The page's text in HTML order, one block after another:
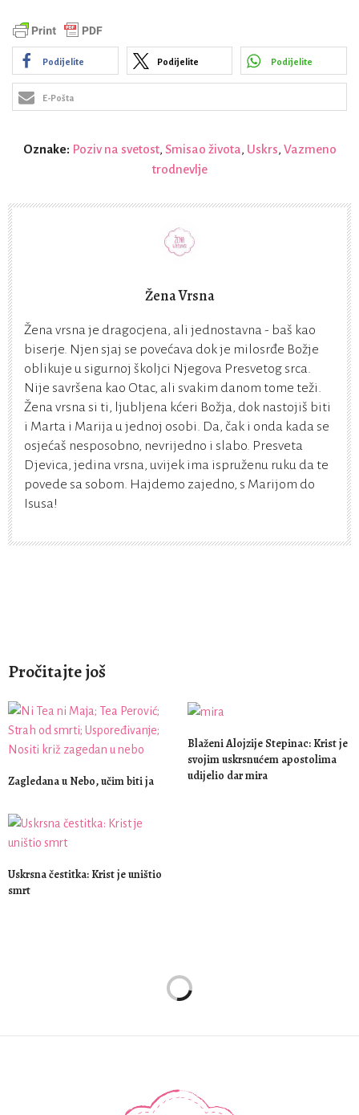
Podijelite Podijelite Podijelite
E-Pošta
Oznake: Poziv na svetost, Smisao života, Uskrs, Vazmeno
trodnevlje
Žena Vrsna
Žena vrsna je dragocjena, ali jednostavna - baš kao
biserje. Njen sjaj se povećava dok je milosrđe Božje
oblikuje u sigurnoj školjci Njegova Presvetog srca.
Nije savršena kao Otac, ali svakim danom tome teži.
Žena vrsna si ti, ljubljena kćeri Božja, dok nastojiš biti
i Marta i Marija u jednoj osobi. Da, čak i onda kada se
osjećaš nesposobno, nevrijedno i slabo. Presveta
Djevica, jedina vrsna, uvijek ima ispruženu ruku da te
povede sa sobom. Hajdemo zajedno, s Marijom do
Isusa!
Pročitajte još
Zagledana u Nebo, učim biti ja
Blaženi Alojzije Stepinac: Krist je
svojim uskrsnućem apostolima
udijelio dar mira
Uskrsna čestitka: Krist je uništio
smrt